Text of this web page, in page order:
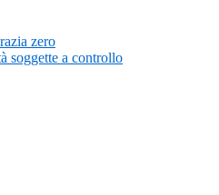
zero
soggette a controllo